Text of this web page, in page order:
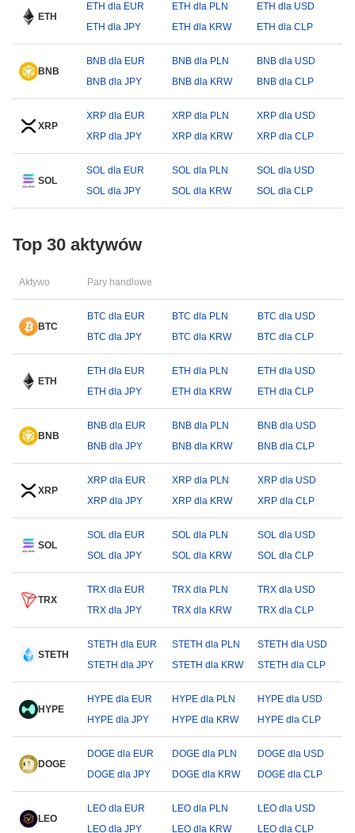
ETH
ETH dla EUR ETH dla PLN
ETH dla USD
ETH dla JPY
ETH dla KRW ETH dla CLP
BNB
BNB dla EUR BNB dla PLN
BNB dla USD
BNB dla JPY
BNB dla KRW BNB dla CLP
XRP
XRP dla EUR XRP dla PLN
XRP dla USD
XRP dla JPY
XRP dla KRW XRP dla CLP
SOL
SOL dla EUR SOL dla PLN
SOL dla USD
SOL dla JPY
SOL dla KRW SOL dla CLP
Top 30 aktywów
Aktywo Pary handlowe
BTC
BTC dla EUR BTC dla PLN
BTC dla USD
BTC dla JPY
BTC dla KRW BTC dla CLP
ETH
ETH dla EUR ETH dla PLN
ETH dla USD
ETH dla JPY
ETH dla KRW ETH dla CLP
BNB
BNB dla EUR BNB dla PLN
BNB dla USD
BNB dla JPY
BNB dla KRW BNB dla CLP
XRP
XRP dla EUR XRP dla PLN
XRP dla USD
XRP dla JPY
XRP dla KRW XRP dla CLP
SOL
SOL dla EUR SOL dla PLN
SOL dla USD
SOL dla JPY
SOL dla KRW SOL dla CLP
TRX
TRX dla EUR TRX dla PLN
TRX dla USD
TRX dla JPY
TRX dla KRW TRX dla CLP
STETH
STETH dla EUR STETH dla PLN
STETH dla USD
STETH dla JPY
STETH dla KRW STETH dla CLP
HYPE
HYPE dla EUR HYPE dla PLN
HYPE dla USD
HYPE dla JPY
HYPE dla KRW HYPE dla CLP
DOGE
DOGE dla EUR DOGE dla PLN
DOGE dla USD
DOGE dla JPY
DOGE dla KRW DOGE dla CLP
LEO
LEO dla EUR LEO dla PLN
LEO dla USD
LEO dla JPY
LEO dla KRW LEO dla CLP